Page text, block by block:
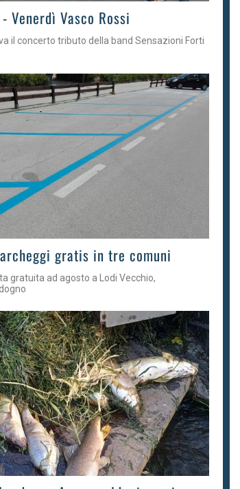
Venerdì Vasco Rossi
il concerto tributo della band Sensazioni Forti
gratis in tre comuni
gratuita ad agosto a Lodi Vecchio,